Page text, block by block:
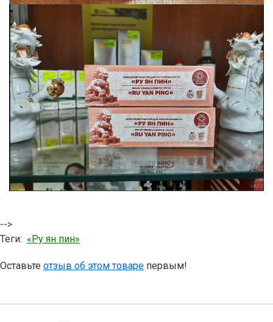
-->
Теги: «Ру ян пин»
Оставьте отзыв об этом товаре первым!